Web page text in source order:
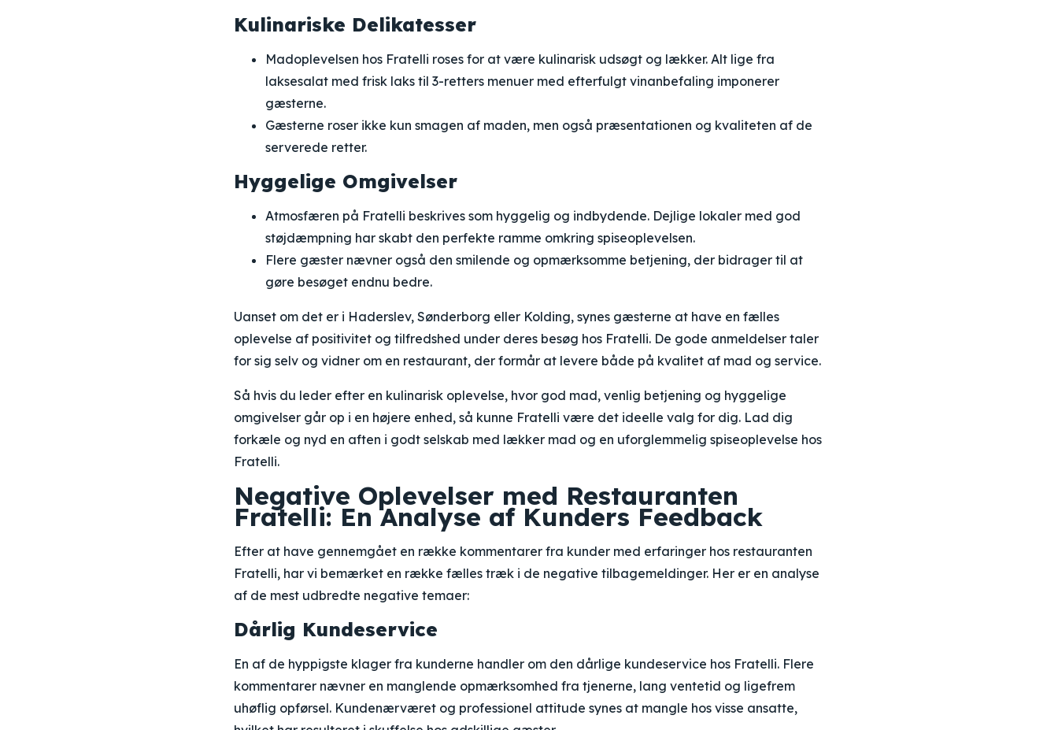
Kulinariske Delikatesser
Madoplevelsen hos Fratelli roses for at være kulinarisk udsøgt og lækker. Alt lige fra
laksesalat med frisk laks til 3-retters menuer med efterfulgt vinanbefaling imponerer
gæsterne.
Gæsterne roser ikke kun smagen af maden, men også præsentationen og kvaliteten af de
serverede retter.
Hyggelige Omgivelser
Atmosfæren på Fratelli beskrives som hyggelig og indbydende. Dejlige lokaler med god
støjdæmpning har skabt den perfekte ramme omkring spiseoplevelsen.
Flere gæster nævner også den smilende og opmærksomme betjening, der bidrager til at
gøre besøget endnu bedre.
Uanset om det er i Haderslev, Sønderborg eller Kolding, synes gæsterne at have en fælles
oplevelse af positivitet og tilfredshed under deres besøg hos Fratelli. De gode anmeldelser taler
for sig selv og vidner om en restaurant, der formår at levere både på kvalitet af mad og service.
Så hvis du leder efter en kulinarisk oplevelse, hvor god mad, venlig betjening og hyggelige
omgivelser går op i en højere enhed, så kunne Fratelli være det ideelle valg for dig. Lad dig
forkæle og nyd en aften i godt selskab med lækker mad og en uforglemmelig spiseoplevelse hos
Fratelli.
Negative Oplevelser med Restauranten
Fratelli: En Analyse af Kunders Feedback
Efter at have gennemgået en række kommentarer fra kunder med erfaringer hos restauranten
Fratelli, har vi bemærket en række fælles træk i de negative tilbagemeldinger. Her er en analyse
af de mest udbredte negative temaer:
Dårlig Kundeservice
En af de hyppigste klager fra kunderne handler om den dårlige kundeservice hos Fratelli. Flere
kommentarer nævner en manglende opmærksomhed fra tjenerne, lang ventetid og ligefrem
uhøflig opførsel. Kundenærværet og professionel attitude synes at mangle hos visse ansatte,